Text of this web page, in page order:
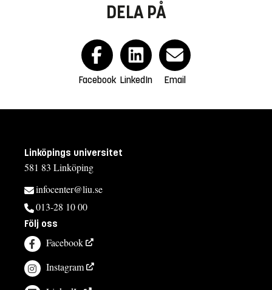
DELA PÅ
Facebook LinkedIn Email
Linköpings universitet
581 83 Linköping
infocenter@liu.se
013-28 10 00
Följ oss
Facebook
Instagram